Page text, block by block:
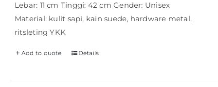
Lebar: 11 cm Tinggi: 42 cm Gender: Unisex
Material: kulit sapi, kain suede, hardware metal,
ritsleting YKK
Add to quote Details